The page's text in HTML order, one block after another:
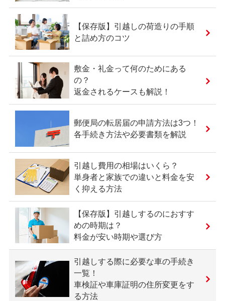
【保存版】引越しの荷造りの手順
と詰め方のコツ
敷金・礼金って何のためにある
の？
返金されるケースも解説！
郵便局の転居届の申請方法は3つ！
各手続き方法や必要書類を解説
引越し費用の相場はいくら？
単身者と家族での違いと料金を安
く抑える方法
【保存版】引越しするのにおすす
めの時期は？
料金が安い時期や選び方
引越しする際に必要な車の手続き
一覧！
車検証や車庫証明の住所変更をす
る方法